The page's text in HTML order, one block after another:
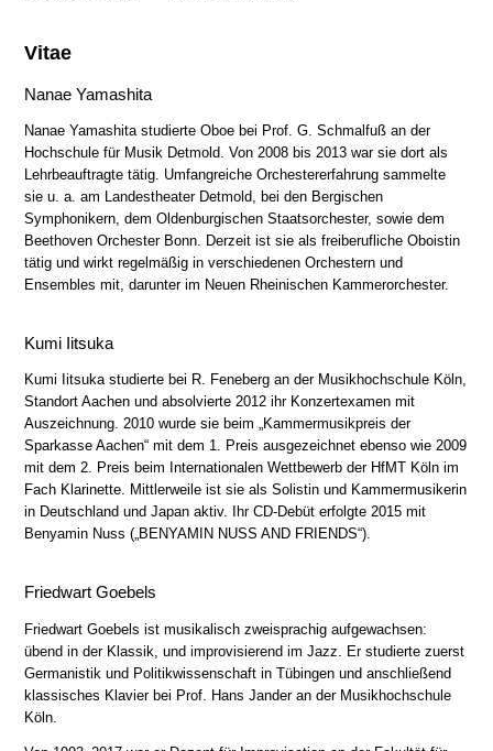
Vitae
Nanae Yamashita
Nanae Yamashita studierte Oboe bei Prof. G. Schmalfuß an der
Hochschule für Musik Detmold. Von 2008 bis 2013 war sie dort als
Lehrbeauftragte tätig. Umfangreiche Orchestererfahrung sammelte
sie u. a. am Landestheater Detmold, bei den Bergischen
Symphonikern, dem Oldenburgischen Staatsorchester, sowie dem
Beethoven Orchester Bonn. Derzeit ist sie als freiberufliche Oboistin
tätig und wirkt regelmäßig in verschiedenen Orchestern und
Ensembles mit, darunter im Neuen Rheinischen Kammerorchester.
Kumi Iitsuka
Kumi Iitsuka studierte bei R. Feneberg an der Musikhochschule Köln,
Standort Aachen und absolvierte 2012 ihr Konzertexamen mit
Auszeichnung. 2010 wurde sie beim „Kammermusikpreis der
Sparkasse Aachen“ mit dem 1. Preis ausgezeichnet ebenso wie 2009
mit dem 2. Preis beim Internationalen Wettbewerb der HfMT Köln im
Fach Klarinette. Mittlerweile ist sie als Solistin und Kammermusikerin
in Deutschland und Japan aktiv. Ihr CD-Debüt erfolgte 2015 mit
Benyamin Nuss („BENYAMIN NUSS AND FRIENDS“).
Friedwart Goebels
Friedwart Goebels ist musikalisch zweisprachig aufgewachsen:
übend in der Klassik, und improvisierend im Jazz. Er studierte zuerst
Germanistik und Politikwissenschaft in Tübingen und anschließend
klassisches Klavier bei Prof. Hans Jander an der Musikhochschule
Köln.